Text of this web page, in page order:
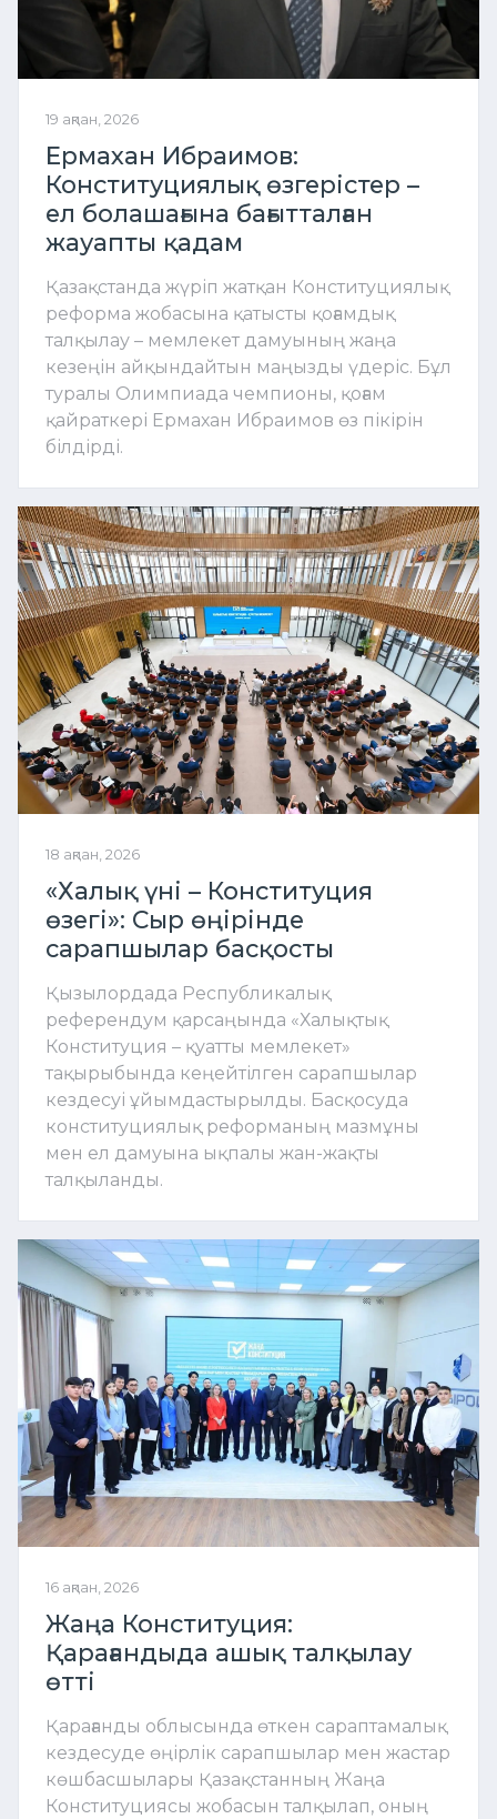
19 ақпан, 2026
Ермахан Ибраимов:
Конституциялық өзгерістер –
ел болашағына бағытталған
жауапты қадам
Қазақстанда жүріп жатқан Конституциялық
реформа жобасына қатысты қоғамдық
талқылау – мемлекет дамуының жаңа
кезеңін айқындайтын маңызды үдеріс. Бұл
туралы Олимпиада чемпионы, қоғам
қайраткері Ермахан Ибраимов өз пікірін
білдірді.
18 ақпан, 2026
«Халық үні – Конституция
өзегі»: Сыр өңірінде
сарапшылар басқосты
Қызылордада Республикалық
референдум қарсаңында «Халықтық
Конституция – қуатты мемлекет»
тақырыбында кеңейтілген сарапшылар
кездесуі ұйымдастырылды. Басқосуда
конституциялық реформаның мазмұны
мен ел дамуына ықпалы жан-жақты
талқыланды.
16 ақпан, 2026
Жаңа Конституция:
Қарағандыда ашық талқылау
өтті
Қарағанды облысында өткен сараптамалық
кездесуде өңірлік сарапшылар мен жастар
көшбасшылары Қазақстанның Жаңа
Конституциясы жобасын талқылап, оның